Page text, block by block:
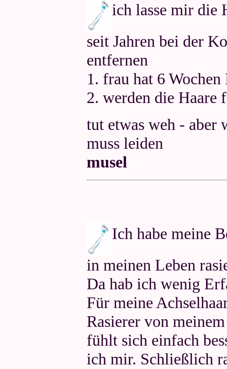
ich lasse mir die
seit Jahren bei der
entfernen
1. frau hat 6 Wochen
2. werden die Haare
tut etwas weh - aber
muss leiden
musel
Ich habe meine
in meinen Leben
Da hab ich wenig
Für meine
Rasierer von
fühlt sich einfach
ich mir. Schließlich